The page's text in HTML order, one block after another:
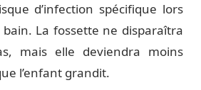
d’infection spécifique lors
La fossette ne disparaîtra
mais elle deviendra moins
l’enfant grandit.